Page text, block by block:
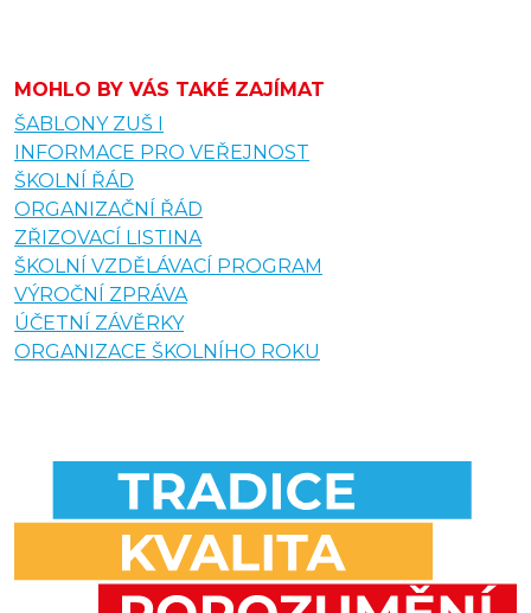
MOHLO BY VÁS TAKÉ ZAJÍMAT
ŠABLONY ZUŠ I
INFORMACE PRO VEŘEJNOST
ŠKOLNÍ ŘÁD
ORGANIZAČNÍ ŘÁD
ZŘIZOVACÍ LISTINA
ŠKOLNÍ VZDĚLÁVACÍ PROGRAM
VÝROČNÍ ZPRÁVA
ÚČETNÍ ZÁVĚRKY
ORGANIZACE ŠKOLNÍHO ROKU